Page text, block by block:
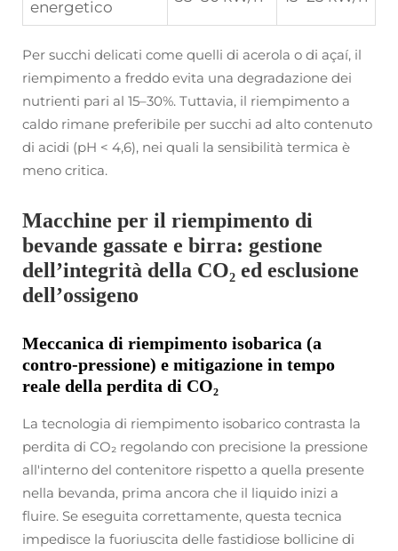
energetico
Per succhi delicati come quelli di acerola o di açaí, il
riempimento a freddo evita una degradazione dei
nutrienti pari al 15–30%. Tuttavia, il riempimento a
caldo rimane preferibile per succhi ad alto contenuto
di acidi (pH < 4,6), nei quali la sensibilità termica è
meno critica.
Macchine per il riempimento di
bevande gassate e birra: gestione
dell’integrità della CO₂ ed esclusione
dell’ossigeno
Meccanica di riempimento isobarica (a
contro-pressione) e mitigazione in tempo
reale della perdita di CO₂
La tecnologia di riempimento isobarico contrasta la
perdita di CO₂ regolando con precisione la pressione
all'interno del contenitore rispetto a quella presente
nella bevanda, prima ancora che il liquido inizi a
fluire. Se eseguita correttamente, questa tecnica
impedisce la fuoriuscita delle fastidiose bollicine di